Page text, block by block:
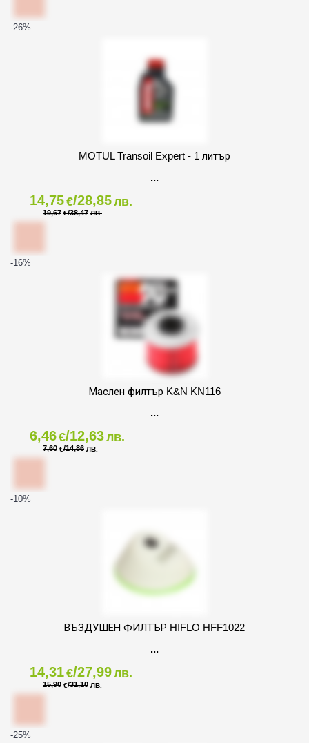
-26%
MOTUL Transoil Expert - 1 литър
14,75€/28,85лв.
19,67 €/38,47 ЛВ.
-16%
Маслен филтър K&N KN116
6,46€/12,63лв.
7,60 €/14,86 ЛВ.
-10%
ВЪЗДУШЕН ФИЛТЪР HIFLO HFF1022
14,31€/27,99лв.
15,90 €/31,10 ЛВ.
-25%